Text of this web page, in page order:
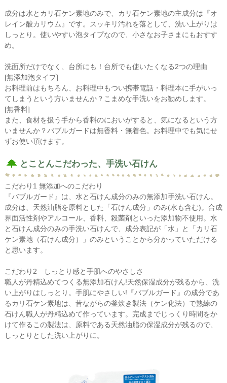
成分は水とカリ石ケン素地のみで、カリ石ケン素地の主成分は『オ
レイン酸カリウム』です。スッキリ汚れを落として、洗い上がりは
しっとり。使いやすい泡タイプなので、小さなお子さまにもおすす
め。
洗面所だけでなく、台所にも！台所でも使いたくなる2つの理由
[無添加泡タイプ]
お料理前はもちろん、お料理中もつい携帯電話・料理本に手がいっ
てしまうという方いませんか？こまめな手洗いをお勧めします。
[無香料]
また、食材を扱う手から香料のにおいがすると、気になるという方
いませんか？バブルガードは無香料・無着色。お料理中でも気にせ
ずお使い頂けます。
とことんこだわった、手洗い石けん
こだわり1 無添加へのこだわり
『バブルガード』は、水と石けん成分のみの無添加手洗い石けん。
成分は、天然油脂を原料とした「石けん成分」のみ(水も含む)。合成
界面活性剤やアルコール、香料、殺菌剤といった添加物不使用。水
と石けん成分のみの手洗い石けんで、成分表記が「水」と「カリ石
ケン素地（石けん成分）」のみということから分かっていただける
と思います。
こだわり2 しっとり感と手肌へのやさしさ
職人が丹精込めてつくる無添加石けん!天然保湿成分が残るから、洗
い上がりはしっとり。手肌にやさしい!『バブルガード』の成分であ
るカリ石ケン素地は、昔ながらの釜炊き製法（ケン化法）で熟練の
石けん職人が丹精込めて作っています。完成までじっくり時間をか
けて作るこの製法は、原料である天然油脂の保湿成分が残るので、
しっとりとした洗い上がりに。